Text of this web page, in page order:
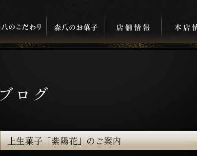
ブログ
上生菓子「紫陽花」のご案内